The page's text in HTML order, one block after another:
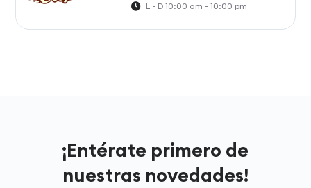
L - D 10:00 am - 10:00 pm
¡Entérate primero de
nuestras novedades!